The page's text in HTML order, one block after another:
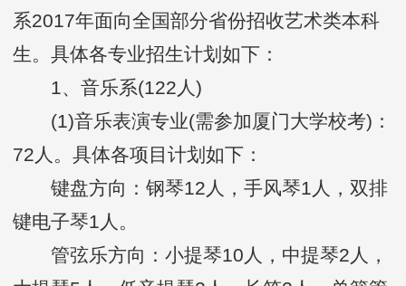
系2017年面向全国部分省份招收艺术类本科
生。具体各专业招生计划如下：
1、音乐系(122人)
(1)音乐表演专业(需参加厦门大学校考)：
72人。具体各项目计划如下：
键盘方向：钢琴12人，手风琴1人，双排
键电子琴1人。
管弦乐方向：小提琴10人，中提琴2人，